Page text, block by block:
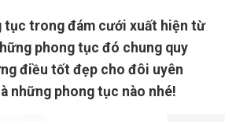
tục trong đám cưới xuất hiện từ
phong tục đó chung quy
điều tốt đẹp cho đôi uyên
những phong tục nào nhé!